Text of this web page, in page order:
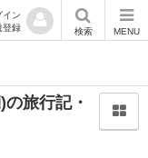
イン
登録
検索 MENU
旅行記・